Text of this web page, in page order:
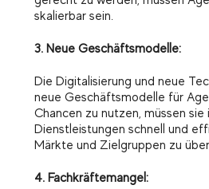
skalierbar sein.
3. Neue Geschäftsmodelle:
Die Digitalisierung und neue
neue Geschäftsmodelle für
Chancen zu nutzen, müssen sie
Dienstleistungen schnell und
Märkte und Zielgruppen zu
4. Fachkräftemangel: